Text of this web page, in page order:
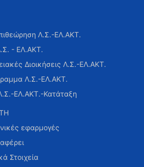
Λ.Σ.-ΕΛ.ΑΚΤ.
- ΕΛ.ΑΚΤ.
Διοικήσεις Λ.Σ.-ΕΛ.ΑΚΤ.
Λ.Σ.-ΕΛ.ΑΚΤ.
ΕΛ.ΑΚΤ.-Κατάταξη
εφαρμογές
Στοιχεία